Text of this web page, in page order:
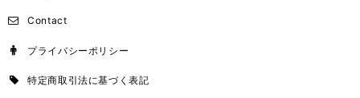
Contact
プライバシーポリシー
特定商取引法に基づく表記